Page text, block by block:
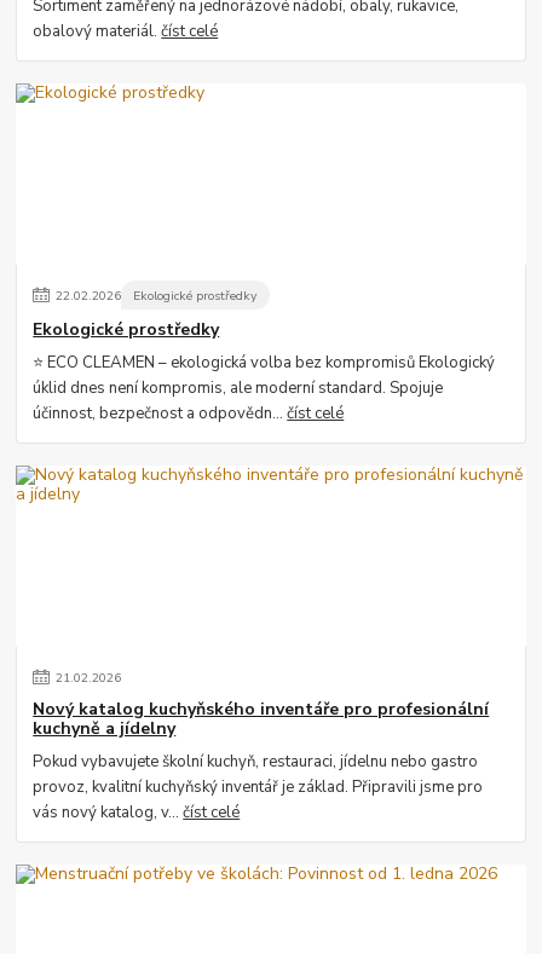
Sortiment zaměřený na jednorázové nádobí, obaly, rukavice,
obalový materiál.číst celé
22.02.2026 Ekologické prostředky
Ekologické prostředky
⭐ ECO CLEAMEN – ekologická volba bez kompromisů Ekologický
úklid dnes není kompromis, ale moderní standard. Spojuje
účinnost, bezpečnost a odpovědn...číst celé
21.02.2026
Nový katalog kuchyňského inventáře pro profesionální
kuchyně a jídelny
Pokud vybavujete školní kuchyň, restauraci, jídelnu nebo gastro
provoz, kvalitní kuchyňský inventář je základ. Připravili jsme pro
vás nový katalog, v...číst celé